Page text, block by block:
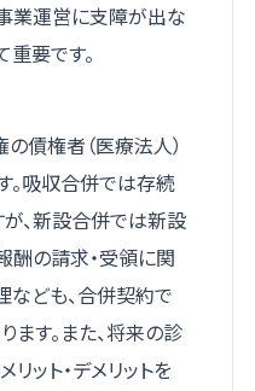
業運営に支障が出な
要です。
債権者（医療法人）
。吸収合併では存続
、新設合併では新設
酬の請求・受領に関
なども、合併契約で
す。また、将来の診
ット・デメリットを